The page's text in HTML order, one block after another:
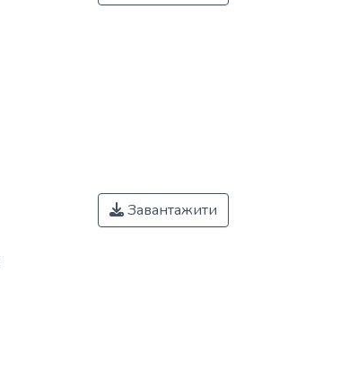
Завантажити